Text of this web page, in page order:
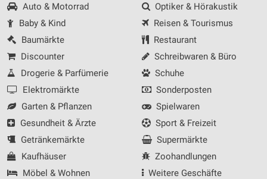
Auto & Motorrad
Baby & Kind
Baumärkte
Discounter
Drogerie & Parfümerie
Elektromärkte
Garten & Pflanzen
Gesundheit & Ärzte
Getränkemärkte
Kaufhäuser
Möbel & Wohnen
Optiker & Hörakustik
Reisen & Tourismus
Restaurant
Schreibwaren & Büro
Schuhe
Sonderposten
Spielwaren
Sport & Freizeit
Supermärkte
Zoohandlungen
Weitere Geschäfte